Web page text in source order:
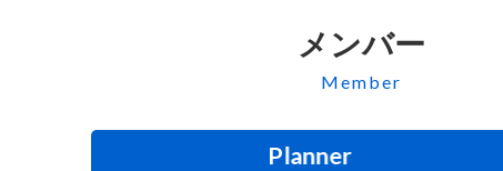
メンバー
Member
SE